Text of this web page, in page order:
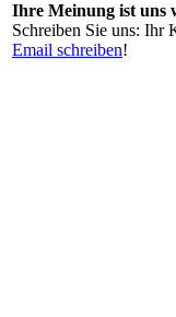
Ihre Meinung ist uns
Schreiben Sie uns: Ihr
Email schreiben!